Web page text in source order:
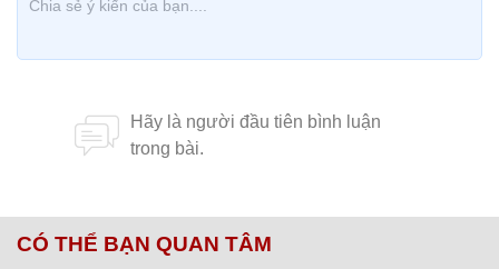
CÓ THỂ BẠN QUAN TÂM